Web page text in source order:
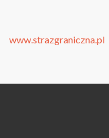
www.strazgraniczna.pl